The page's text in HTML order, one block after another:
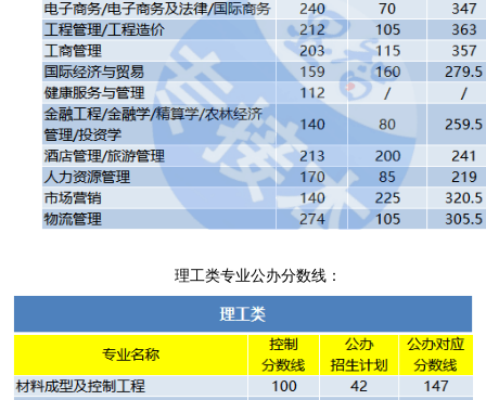
理工类专业公办分数线：